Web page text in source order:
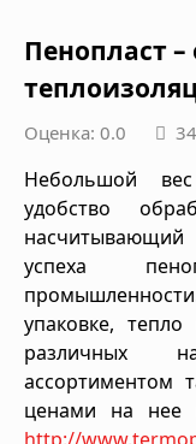
Пенопласт
Оценка: 0.0
Небольшой
удобство
успеха
упаковке,
различных
ассортиментом
ценами на нее